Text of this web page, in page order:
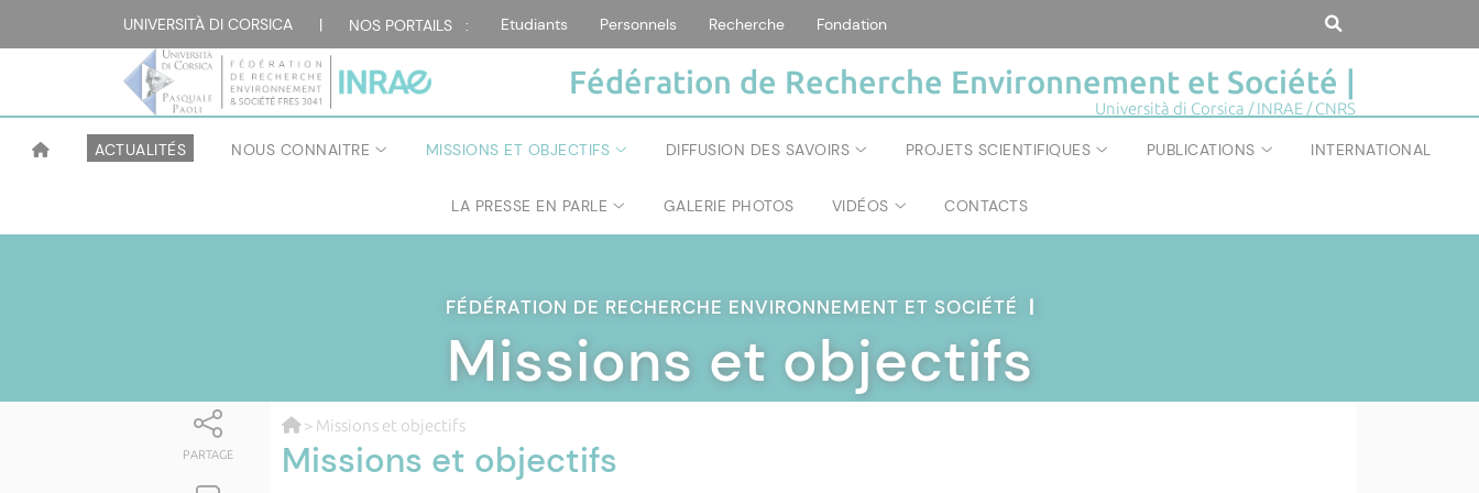
UNIVERSITÀ DI CORSICA | NOS PORTAILS : Etudiants Personnels Recherche Fondation
Fédération de Recherche Environnement et Société |
Università di Corsica / INRAE / CNRS
ACTUALITÉS NOUS CONNAITRE MISSIONS ET OBJECTIFS DIFFUSION DES SAVOIRS PROJETS SCIENTIFIQUES PUBLICATIONS INTERNATIONAL
LA PRESSE EN PARLE GALERIE PHOTOS VIDÉOS CONTACTS
FÉDÉRATION DE RECHERCHE ENVIRONNEMENT ET SOCIÉTÉ |
Missions et objectifs
PARTAGE
> Missions et objectifs
Missions et objectifs